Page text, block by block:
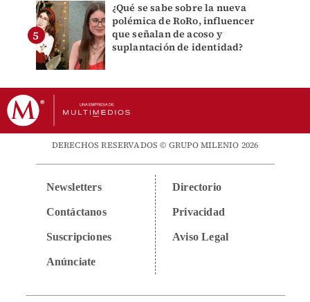
¿Qué se sabe sobre la nueva
polémica de RoRo, influencer
que señalan de acoso y
suplantación de identidad?
DERECHOS RESERVADOS © GRUPO MILENIO 2026
Newsletters
Contáctanos
Suscripciones
Anúnciate
Directorio
Privacidad
Aviso Legal